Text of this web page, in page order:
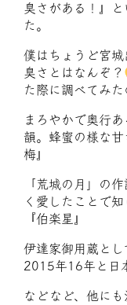
臭さがある！』
た。
僕はちょうど宮
臭さとはなんぞ？
た際に調べてみた
まろやかで奥行
韻。蜂蜜の様な
梅』
「荒城の月」の
く愛したことで
『伯楽星』
伊達家御用蔵とし
2015年16年と日
などなど、他に